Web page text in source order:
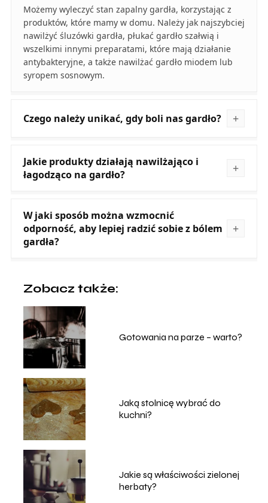
Możemy wyleczyć stan zapalny gardła, korzystając z
produktów, które mamy w domu. Należy jak najszybciej
nawilżyć śluzówki gardła, płukać gardło szałwią i
wszelkimi innymi preparatami, które mają działanie
antybakteryjne, a także nawilżać gardło miodem lub
syropem sosnowym.
Czego należy unikać, gdy boli nas gardło?
Jakie produkty działają nawilżająco i
łagodząco na gardło?
W jaki sposób można wzmocnić
odporność, aby lepiej radzić sobie z bólem
gardła?
Zobacz także:
Gotowania na parze – warto?
Jaką stolnicę wybrać do
kuchni?
Jakie są właściwości zielonej
herbaty?